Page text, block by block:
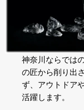
神奈川ならでは
の匠から削り出
ず、アウトドア
活躍します。